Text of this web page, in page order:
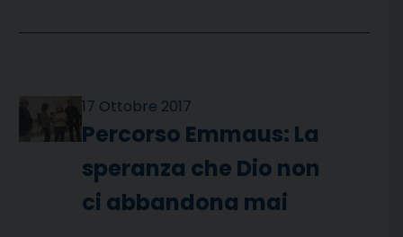
17 Ottobre 2017
Percorso Emmaus: La
speranza che Dio non
ci abbandona mai